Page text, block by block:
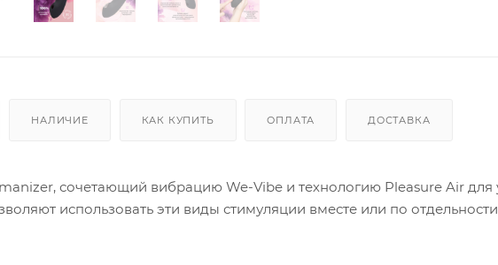
НАЛИЧИЕ КАК КУПИТЬ ОПЛАТА ДОСТАВКА
сочетающий вибрацию We-Vibe и технологию Pleasure Air для
использовать эти виды стимуляции вместе или по